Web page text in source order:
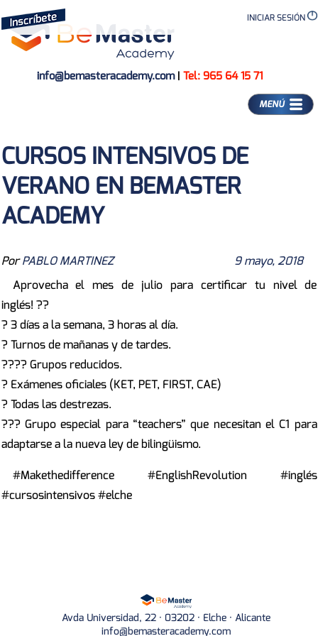
INICIAR SESIÓN
info@bemasteracademy.com| Tel: 965 64 15 71
MENÚ
CURSOS INTENSIVOS DE
VERANO EN BEMASTER
ACADEMY
9 mayo, 2018
Aprovecha el mes de julio para certificar tu nivel de
inglés! ??
? 3 días a la semana, 3 horas al día.
? Turnos de mañanas y de tardes.
?‍?‍?‍? Grupos reducidos.
? Exámenes oficiales (KET, PET, FIRST, CAE)
? Todas las destrezas.
??‍? Grupo especial para “teachers” que necesitan el C1 para
adaptarse a la nueva ley de bilingüismo.
#Makethedifference #EnglishRevolution #inglés
#cursosintensivos #elche
PorPABLO MARTINEZ
Avda Universidad, 22 · 03202 · Elche · Alicante
info@bemasteracademy.com